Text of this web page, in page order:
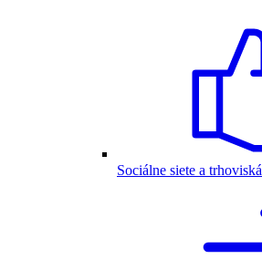
Sociálne siete a trhoviská